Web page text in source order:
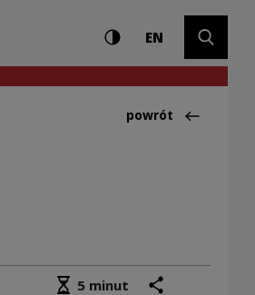
|
i
Wysoki kontrast
ENCHANGE
Powrót
powrót
Średni czas czytania
5 minut